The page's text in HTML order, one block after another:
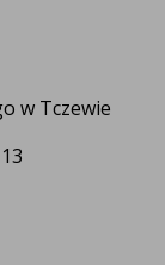
w Tczewie